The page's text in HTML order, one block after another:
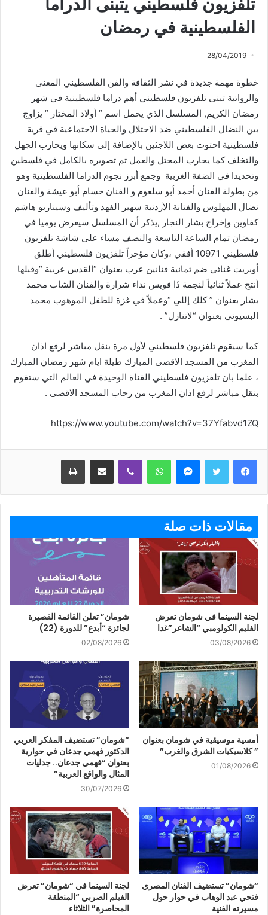
تلفزيون فلسطيني يتبنى الدراما
الفلسطينية في رمضان
28/04/2019
خطوة مهمة جديدة في نشر الثقافة والفن الفلسطيني المغنى
والروائية تبنى تلفزيون فلسطيني أهم دراما فلسطينية في شهر
رمضان الكريم, المسلسل الذي يحمل اسم ” أولاد المختار ” يزاوج
بين النضال الفلسطيني ضد الاحتلال والحياة الاجتماعية في قرية
فلسطينية احتوت بعض اللاجئين بالإضافة إلى سكانها ويحارب الجهل
والتخلف كما يحارب المحتل والعمل تم تصويره بالكامل في فلسطين
وتحديدا في الضفة الغربية وجمع أبرز نجوم الدراما الفلسطينية وهو
من بطولة الفنان أحمد أبو سلعوم و الفنان حسام أبو عيشة والفنان
نضال المهلوس والفنانة الأردنية سهير الفهد وتأليف وسيناريو هاشم
كفاوين وإخراج بشار النجار ,يذكر أن المسلسل سيعرض يوميا في
رمضان تمام الساعة التاسعة والنصف مساء على شاشة تلفزيون
فلسطيني 10971 أفقي ،وكان مؤخراً تلفزيون فلسطيني أطلق
أوبريت غنائي ضم ثمانية فنانين عرب بعنوان “القدس عربية “وقبلها
أنتج عملاً ثنائياً لنجمة ذَا فويس نداء شرارة والفنان الشاب محمد
بشار بعنوان ” كلك إللي “وعملاً في غزة للطفل الموهوب محمد
البسيوني بعنوان “لاتنازل” .
كما سيقوم تلفزيون فلسطيني لأول مرة بنقل مباشر لرفع اذان
المغرب من المسجد الاقصى المبارك طيلة ايام شهر رمضان المبارك
، علما بان تلفزيون فلسطيني القناة الوحيدة في العالم التي ستقوم
بنقل مباشر لرفع اذان المغرب من رحاب المسجد الاقصى .
https://www.youtube.com/watch?v=37Yfabvd1ZQ
ماسنجر واتساب ڤايبر مشاركة عبر البريد طباعة
مقالات ذات صلة
لجنة السينما في شومان تعرض
الفليم الكولومبي “الشاعر”غدا
03/08/2026
شومان” تعلن القائمة القصيرة
لجائزة “أبدع” للدورة (22)
02/08/2026
أمسية موسيقية في شومان بعنوان
” كلاسيكيات الشرق والغرب”
01/08/2026
“شومان” تستضيف المفكر العربي
الدكتور فهمي جدعان في حوارية
بعنوان “فهمي جدعان.. جدليات
المثال والواقع العربية”
30/07/2026
“شومان” تستضيف الفنان المصري
فتحي عبد الوهاب في حوار حول
مسيرته الفنية
لجنة السينما في “شومان” تعرض
الفيلم الصربي “المنطقة
المحاصرة” الثلاثاء